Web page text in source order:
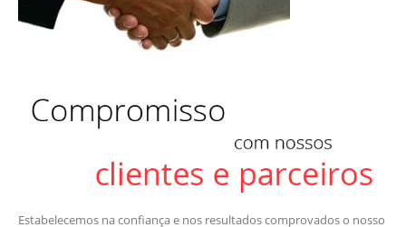
Estabelecemos na confiança e nos resultados comprovados o nosso